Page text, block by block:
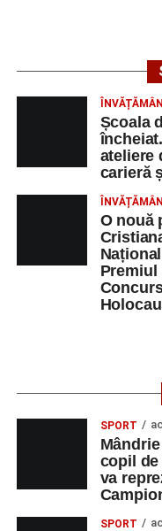
Școala
ateliere
carieră
O nouă
Premiul
SPORT
copil de
va
SPORT